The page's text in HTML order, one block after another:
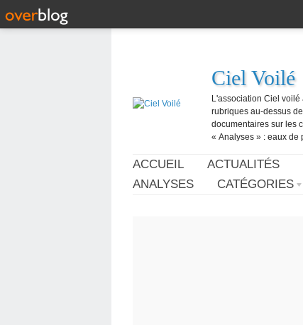
Ciel Voilé
L'association Ciel
rubriques au-dessus
documentaires sur les
« Analyses » : eaux de
ACCUEIL ACTUALITÉS
ANALYSES
CATÉGORIES